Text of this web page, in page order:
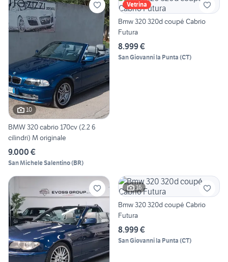
10
BMW 320 cabrio 170cv (2.2 6
cilindri) M originale
9.000 €
San Michele Salentino(BR)
Vetrina
Bmw 320 320d coupé Cabrio
Futura
8.999 €
San Giovanni la Punta (CT)
16
Bmw 320 320d coupé Cabrio
Futura
8.999 €
San Giovanni la Punta (CT)